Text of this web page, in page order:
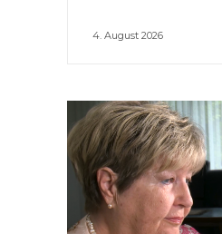
4. August 2026